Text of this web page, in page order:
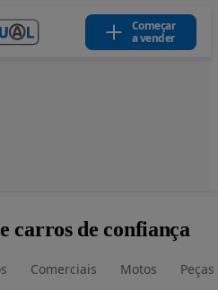
Começar
a vender
carros de confiança
Comerciais Motos Peças